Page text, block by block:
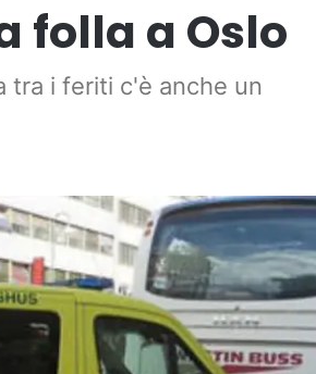
folla a Oslo
tra i feriti c'è anche un